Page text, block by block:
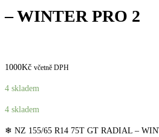
– WINTER PRO 2
1000Kč včetně DPH
4 skladem
4 skladem
❄ NZ 155/65 R14 75T GT RADIAL –